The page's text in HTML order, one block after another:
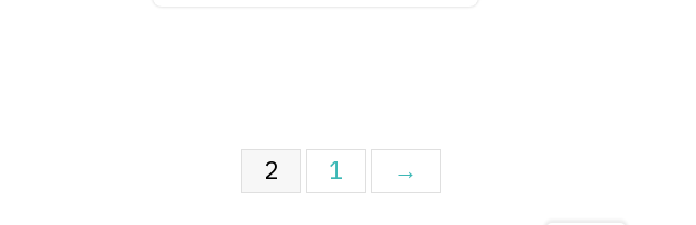
→
1
2